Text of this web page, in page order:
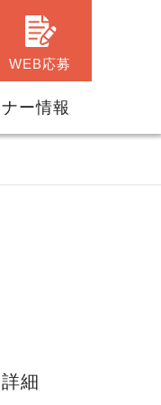
WEB応募
ー情報
細